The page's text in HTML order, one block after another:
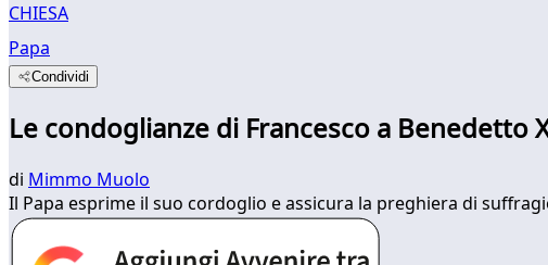
CHIESA
Papa
Condividi
Le condoglianze di Francesco a Benedetto
di Mimmo Muolo
Il Papa esprime il suo cordoglio e assicura la preghiera di